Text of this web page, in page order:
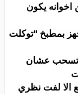
يكون
بمطبخ "توكلت
عشان
الا لفت نظري